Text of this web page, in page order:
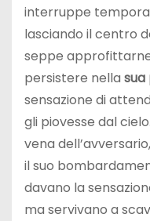
interruppe
lasciando il centro
seppe
persistere nella sua
sensazione di
gli piovesse dal
vena
il suo
davano la
ma servivano a